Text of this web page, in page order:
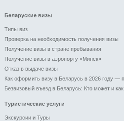
Беларуские визы
Типы виз
Проверка на необходимость получения визы
Получение визы в стране пребывания
Получение визы в аэропорту «Минск»
Отказ в выдаче визы
Как оформить визу в Беларусь в 2026 году —
Безвизовый въезд в Беларусь: Кто может и
Туристические услуги
Экскурсии и Туры